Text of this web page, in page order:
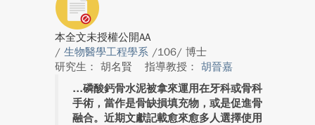
本全文未授權公開AA
/ 生物醫學工程學系 /106/ 博士
研究生： 胡名賢
指導教授： 胡晉嘉
磷酸鈣骨水泥被拿來運用在牙科或骨科
手術，當作是骨缺損填充物，或是促進骨
融合。近期文獻記載愈來愈多人選擇使用